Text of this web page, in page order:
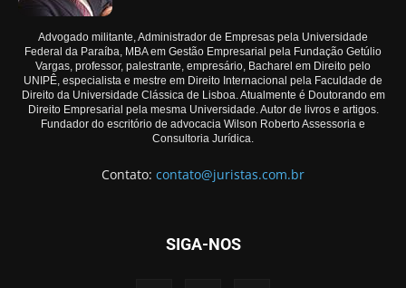
Advogado militante, Administrador de Empresas pela Universidade
Federal da Paraíba, MBA em Gestão Empresarial pela Fundação Getúlio
Vargas, professor, palestrante, empresário, Bacharel em Direito pelo
UNIPÊ, especialista e mestre em Direito Internacional pela Faculdade de
Direito da Universidade Clássica de Lisboa. Atualmente é Doutorando em
Direito Empresarial pela mesma Universidade. Autor de livros e artigos.
Fundador do escritório de advocacia Wilson Roberto Assessoria e
Consultoria Jurídica.
Contato: contato@juristas.com.br
SIGA-NOS